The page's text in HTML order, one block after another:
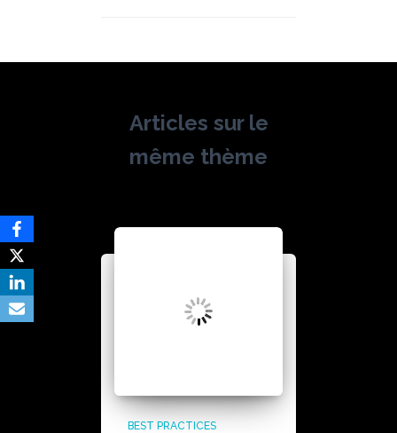
Articles sur le
même thème
BEST PRACTICES